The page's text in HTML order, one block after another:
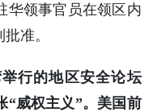
华领事官员在领区内
准。
行的地区安全论坛
“威权主义”。美国前